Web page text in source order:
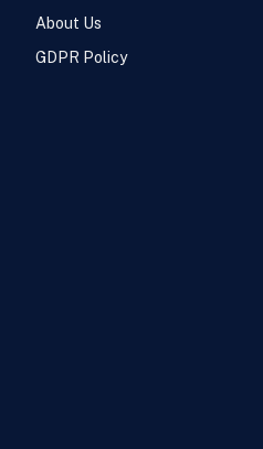
About Us
GDPR Policy